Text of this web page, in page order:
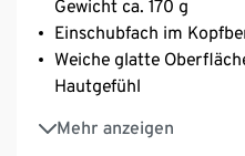
Gewicht ca. 170 g
Einschubfach im
Weiche glatte
Hautgefühl
Mehr anzeigen
Sehr gute
Temperaturen, kühlend